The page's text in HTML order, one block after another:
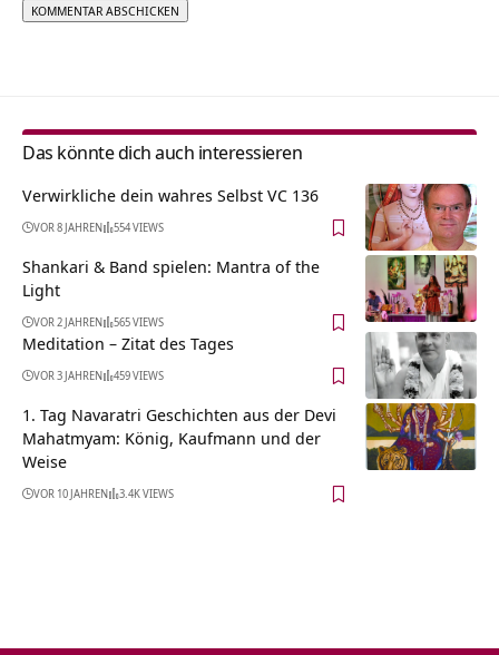
Das könnte dich auch interessieren
Verwirkliche dein wahres Selbst VC 136
VOR 8 JAHREN 554 VIEWS
Shankari & Band spielen: Mantra of the
Light
VOR 2 JAHREN 565 VIEWS
Meditation – Zitat des Tages
VOR 3 JAHREN 459 VIEWS
1. Tag Navaratri Geschichten aus der Devi
Mahatmyam: König, Kaufmann und der
Weise
VOR 10 JAHREN 3.4K VIEWS